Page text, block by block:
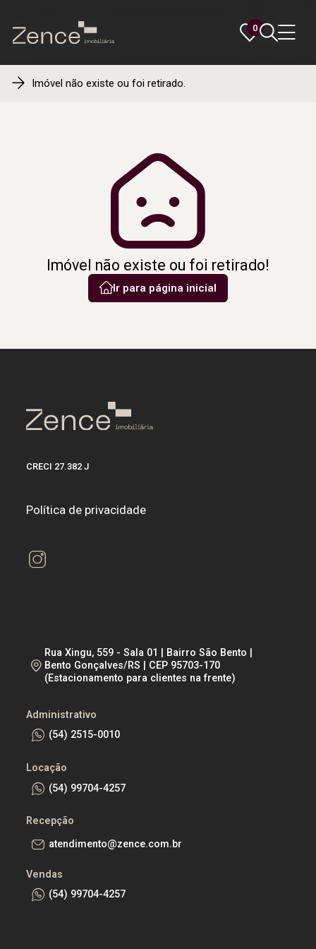
0
0
Imóvel não existe ou foi retirado.
Imóvel não existe ou foi retirado!
Ir para página inicial
CRECI 27.382 J
Política de privacidade
Rua Xingu, 559 - Sala 01 | Bairro São Bento |
Bento Gonçalves/RS | CEP 95703-170
(Estacionamento para clientes na frente)
Administrativo
(54) 2515-0010
Locação
(54) 99704-4257
Recepção
atendimento@zence.com.br
Vendas
(54) 99704-4257